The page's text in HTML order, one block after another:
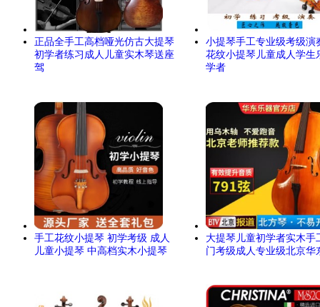
正品全手工高档哑光仿古大提琴
初学者练习成人儿童实木琴送座
驾
小提琴手工专业级考级演
花纹小提琴儿童成人学生
学者
手工花纹小提琴 初学考级 成人
儿童小提琴 中高档实木小提琴
大提琴儿童初学者实木手
门考级成人专业级北京华